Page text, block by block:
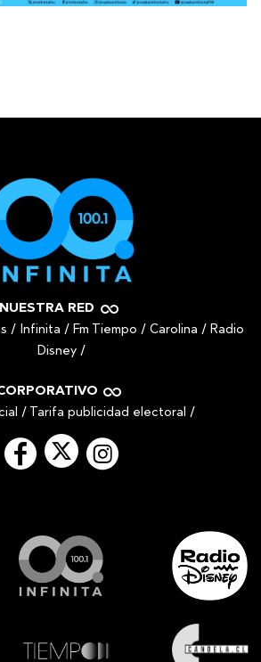
NUESTRA RED
/ Infinita / Fm Tiempo / Carolina / Radio
Disney /
/ Tarifa publicidad electoral /